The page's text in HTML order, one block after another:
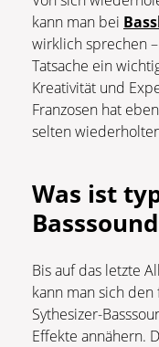
kann man bei
wirklich sprechen
Tatsache ein
Kreativität und
Franzosen hat
selten
Was ist
Bis auf das letzte
kann man sich
Sythesizer-
Effekte annähern.